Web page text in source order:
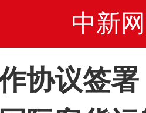
中新网
协议签